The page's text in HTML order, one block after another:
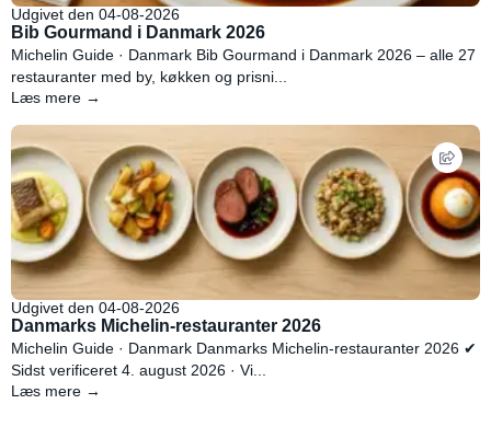
Udgivet den 04-08-2026
Bib Gourmand i Danmark 2026
Michelin Guide · Danmark Bib Gourmand i Danmark 2026 – alle 27
restauranter med by, køkken og prisni...
Læs mere →
Udgivet den 04-08-2026
Danmarks Michelin-restauranter 2026
Michelin Guide · Danmark Danmarks Michelin-restauranter 2026 ✔
Sidst verificeret 4. august 2026 · Vi...
Læs mere →